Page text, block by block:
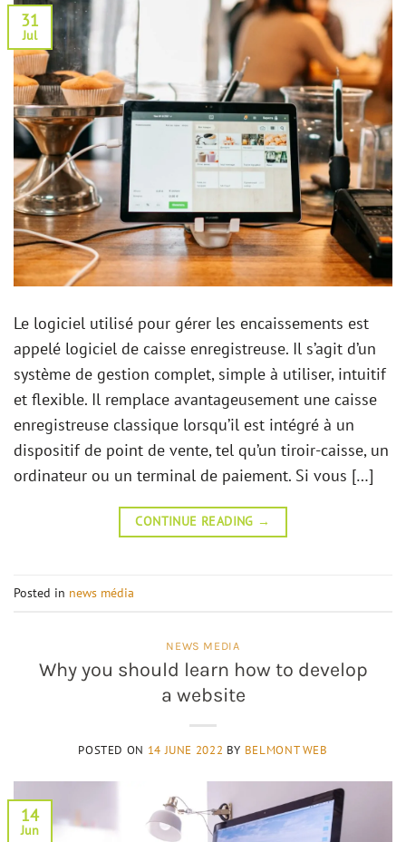
31
Jul
Le logiciel utilisé pour gérer les encaissements est
appelé logiciel de caisse enregistreuse. Il s’agit d’un
système de gestion complet, simple à utiliser, intuitif
et flexible. Il remplace avantageusement une caisse
enregistreuse classique lorsqu’il est intégré à un
dispositif de point de vente, tel qu’un tiroir-caisse, un
ordinateur ou un terminal de paiement. Si vous […]
CONTINUE READING →
Posted in news média
NEWS MEDIA
Why you should learn how to develop
a website
POSTED ON 14 JUNE 2022 BY BELMONT WEB
14
Jun